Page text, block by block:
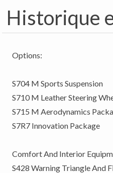
Historique
Options:
S704 M Sports Suspension
S710 M Leather Steering
S715 M Aerodynamics
S7R7 Innovation Package
Comfort And Interior
S428 Warning Triangle And